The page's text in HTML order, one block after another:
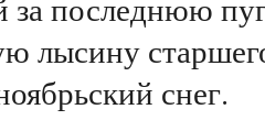
лысину
снег.